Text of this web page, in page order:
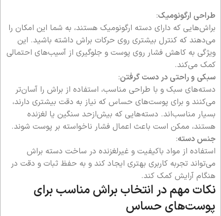
طراحی ارگونومیک:
براش‌هایی که دارای دسته ارگونومیک هستند، به شما این امکان را
می‌دهند که کنترل بیشتری روی حرکات براش داشته باشید. این
ویژگی به کاهش فشار روی پوست و جلوگیری از آسیب‌های احتمالی
کمک می‌کند.
سبکی و راحتی در دست گرفتن:
دسته‌های سبک و با طراحی مناسب، استفاده از براش را آسان‌تر
می‌کنند و برای پوست‌های حساس که نیاز به دقت بیشتری دارند،
بسیار مناسب‌اند. دسته‌هایی که بیش‌ازحد سنگین یا لغزنده
هستند، ممکن است باعث اعمال فشار ناخواسته بر پوست شوند.
جنس دسته:
استفاده از مواد باکیفیت و غیرلغزنده در ساخت دسته براش
می‌تواند تجربه کاربری بهتری ایجاد کند و به حفظ ثبات و دقت در
هنگام آرایش کمک کند.
نکات مهم در انتخاب براش مناسب برای
پوست‌های حساس